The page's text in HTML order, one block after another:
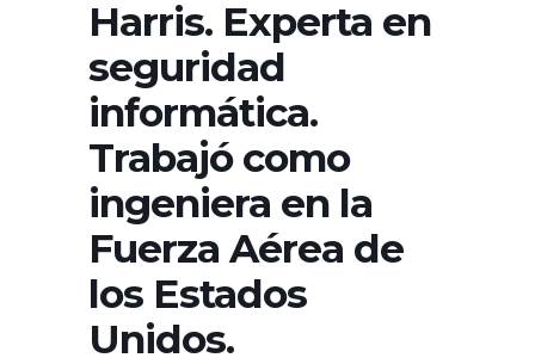
Harris. Experta en
seguridad
informática.
Trabajó como
ingeniera en la
Fuerza Aérea de
los Estados
Unidos.